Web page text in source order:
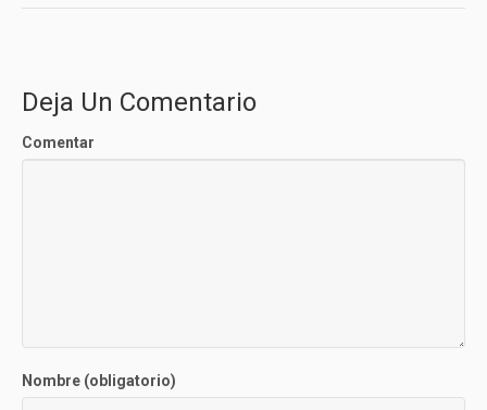
Deja Un Comentario
Comentar
Nombre (obligatorio)